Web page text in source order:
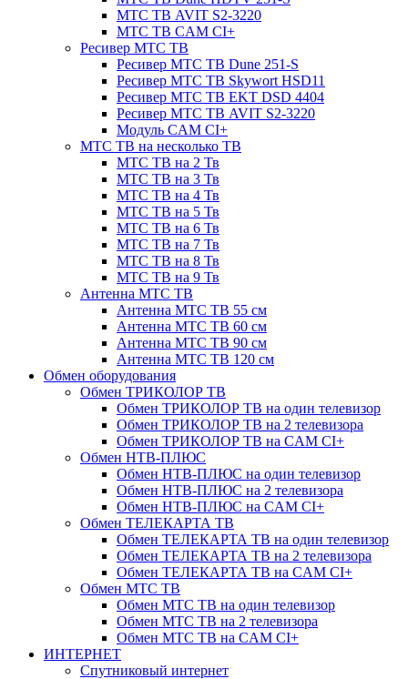
МТС ТВ AVIT S2-3220
МТС ТВ CAM CI+
Ресивер МТС ТВ
Ресивер МТС ТВ Dune 251-S
Ресивер МТС ТВ Skywort HSD11
Ресивер МТС ТВ EKT DSD 4404
Ресивер МТС ТВ AVIT S2-3220
Модуль CAM CI+
МТС ТВ на несколько ТВ
МТС ТВ на 2 Тв
МТС ТВ на 3 Тв
МТС ТВ на 4 Тв
МТС ТВ на 5 Тв
МТС ТВ на 6 Тв
МТС ТВ на 7 Тв
МТС ТВ на 8 Тв
МТС ТВ на 9 Тв
Антенна МТС ТВ
Антенна МТС ТВ 55 см
Антенна МТС ТВ 60 см
Антенна МТС ТВ 90 см
Антенна МТС ТВ 120 см
Обмен оборудования
Обмен ТРИКОЛОР ТВ
Обмен ТРИКОЛОР ТВ на один телевизор
Обмен ТРИКОЛОР ТВ на 2 телевизора
Обмен ТРИКОЛОР ТВ на CAM CI+
Обмен НТВ-ПЛЮС
Обмен НТВ-ПЛЮС на один телевизор
Обмен НТВ-ПЛЮС на 2 телевизора
Обмен НТВ-ПЛЮС на CAM CI+
Обмен ТЕЛЕКАРТА ТВ
Обмен ТЕЛЕКАРТА ТВ на один телевизор
Обмен ТЕЛЕКАРТА ТВ на 2 телевизора
Обмен ТЕЛЕКАРТА ТВ на CAM CI+
Обмен МТС ТВ
Обмен МТС ТВ на один телевизор
Обмен МТС ТВ на 2 телевизора
Обмен МТС ТВ на CAM CI+
ИНТЕРНЕТ
Спутниковый интернет